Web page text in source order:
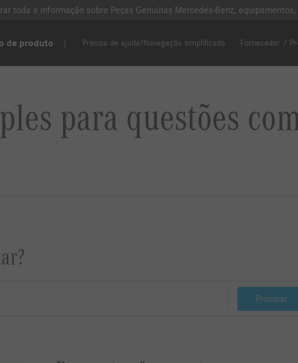
toda a informação sobre Peças Genuínas Mercedes-Benz,
de produto Precisa de ajuda? Navegação simplificada Fornecedor /
para questões
Procurar